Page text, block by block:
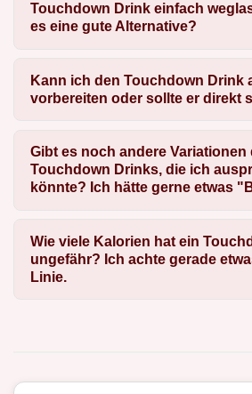
Touchdown Drink einfach
es eine gute Alternative?
Kann ich den Touchdown Drink
vorbereiten oder sollte er direkt
Gibt es noch andere Variationen
Touchdown Drinks, die ich
könnte? Ich hätte gerne etwas
Wie viele Kalorien hat ein
ungefähr? Ich achte gerade
Linie.